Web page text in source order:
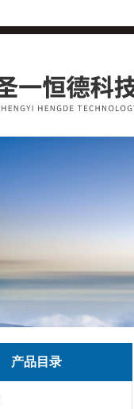
产品目录